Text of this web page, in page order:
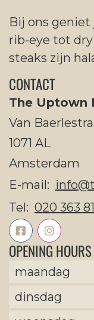
Bij ons geniet
rib-eye tot
steaks zijn
CONTACT
The Uptown
Van
1071 AL
Amsterdam
E-mail:
Tel: 020 363
OPENING HOURS
maandag
dinsdag